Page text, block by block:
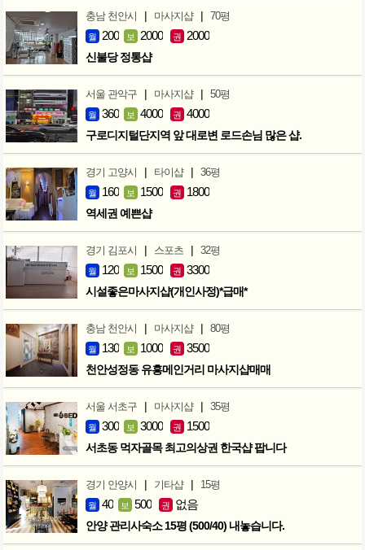
충남 천안시 | 마사지샵 | 70평
월 200 보 2000 권 2000
신불당 정통샵
서울 관악구 | 마사지샵 | 50평
월 360 보 4000 권 4000
구로디지털단지역 앞 대로변 로드손님 많은 샵.
경기 고양시 | 타이샵 | 36평
월 160 보 1500 권 1800
역세권 예쁜샵
경기 김포시 | 스포츠 | 32평
월 120 보 1500 권 3300
시설좋은마사지샵(개인사정)*급매*
충남 천안시 | 마사지샵 | 80평
월 130 보 1000 권 3500
천안성정동 유흥메인거리 마사지샵매매
서울 서초구 | 마사지샵 | 35평
월 300 보 3000 권 1500
서초동 먹자골목 최고의상권 한국샵 팝니다
경기 안양시 | 기타샵 | 15평
월 40 보 500 권 없음
안양 관리사숙소 15평 (500/40) 내놓습니다.